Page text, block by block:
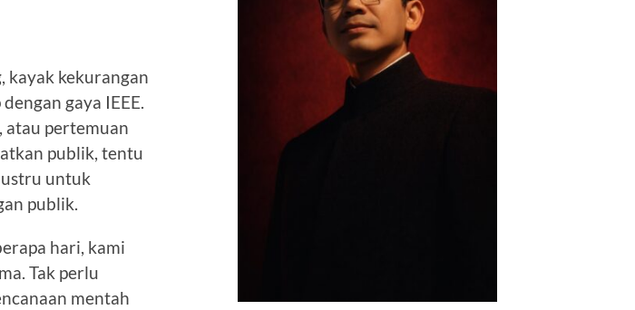
kayak kekurangan
gaya IEEE.
atau pertemuan
publik, tentu
untuk
publik.
hari, kami
Tak perlu
mentah